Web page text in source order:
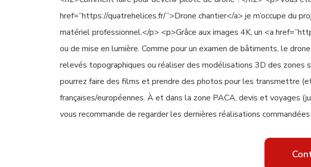
href=”https://quatrehelices.fr/”>Drone chantier</a> je m’occupe du
matériel professionnel.</p> <p>Grâce aux images 4K, un <a
ou de mise en lumière. Comme pour un examen de bâtiments, le
relevés topographiques ou réaliser des modélisations 3D des zones
pourrez faire des films et prendre des photos pour les transmettre
françaises/européennes. À et dans la zone PACA, devis et voyages
vous recommande de regarder les dernières réalisations